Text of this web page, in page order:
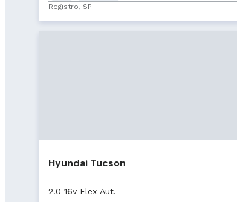
Registro, SP
Hyundai Tucson
2.0 16v Flex Aut.